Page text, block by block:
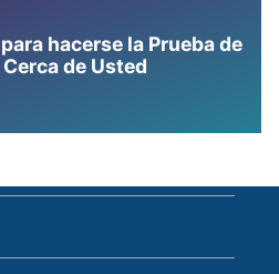
hacerse la Prueba de
de Usted